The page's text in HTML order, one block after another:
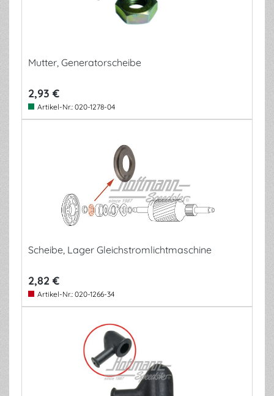
Mutter, Generatorscheibe
2,93 €
Artikel-Nr.: 020-1278-04
Scheibe, Lager Gleichstromlichtmaschine
2,82 €
Artikel-Nr.: 020-1266-34